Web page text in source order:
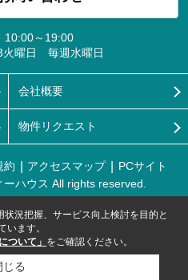
10:00～19:00
火曜日 毎週水曜日
会社概要
物件リクエスト
約 アクセスマップ
PCサイト
ハウス All rights reserved.
況把握、サービス向上検討を目的と
います。
ついて」 をご確認ください。
じる